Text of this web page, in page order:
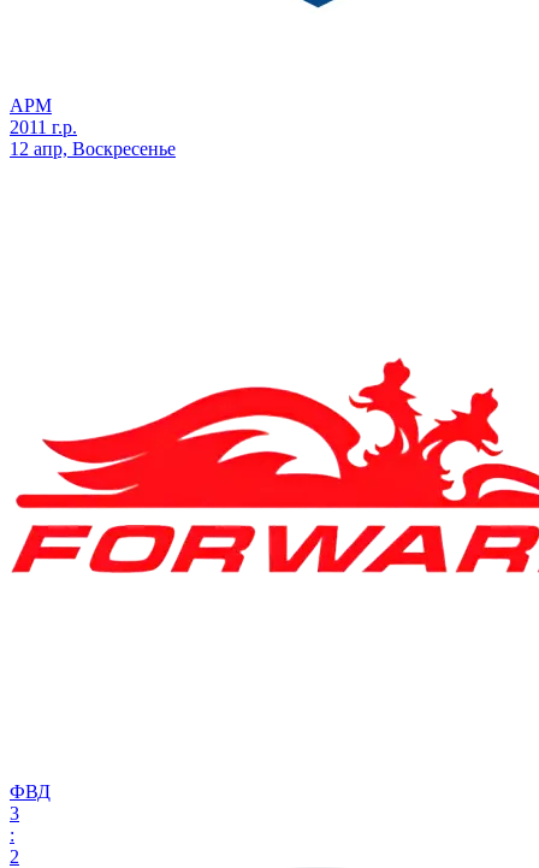
АРМ
2011 г.р.
12 апр, Воскресенье
ФВД
3
:
2